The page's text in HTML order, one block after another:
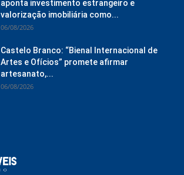
aponta investimento estrangeiro e
valorização imobiliária como...
06/08/2026
Castelo Branco: “Bienal Internacional de
Artes e Ofícios” promete afirmar
artesanato,...
06/08/2026